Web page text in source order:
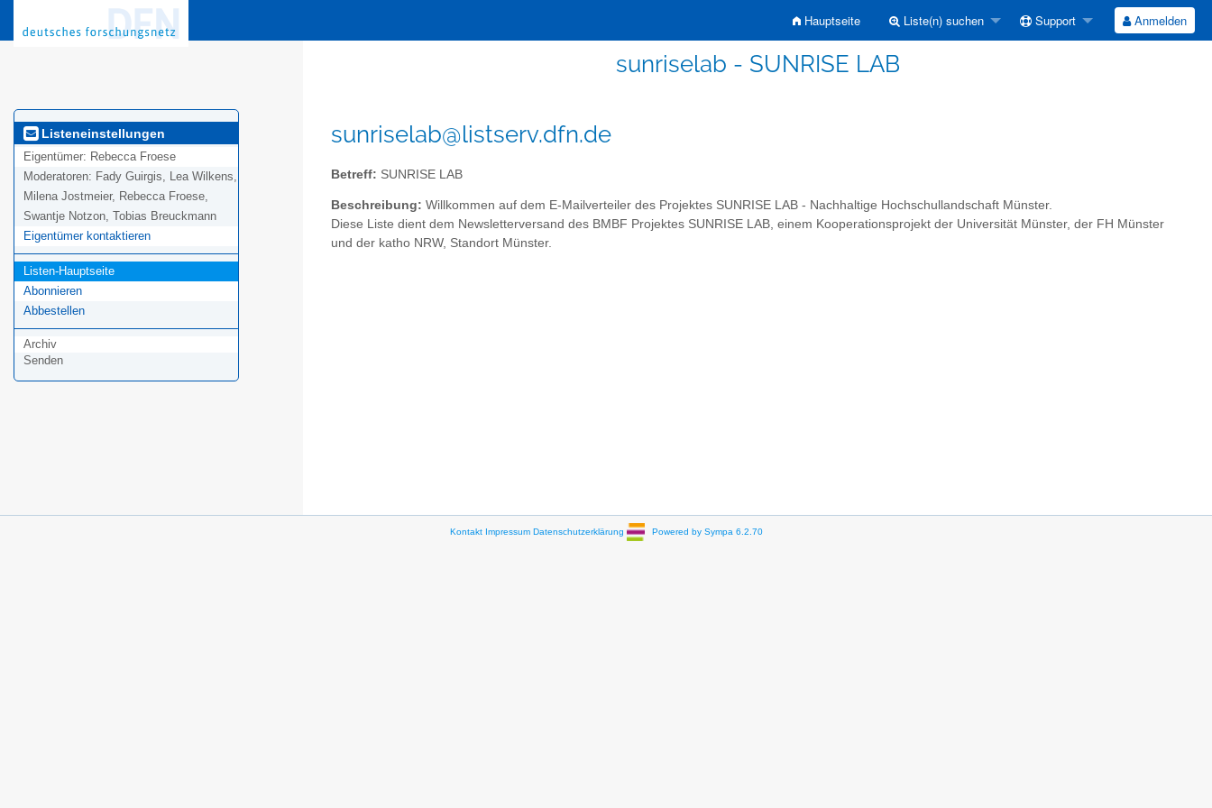
Hauptseite Liste(n) suchen Support Anmelden
sunriselab - SUNRISE LAB
Listeneinstellungen
Eigentümer: Rebecca Froese
Moderatoren: Fady Guirgis, Lea Wilkens,
Milena Jostmeier, Rebecca Froese,
Swantje Notzon, Tobias Breuckmann
Eigentümer kontaktieren
Listen-Hauptseite
Abonnieren
Abbestellen
Archiv
Senden
sunriselab@listserv.dfn.de
Betreff: SUNRISE LAB
Beschreibung: Willkommen auf dem E-Mailverteiler des Projektes SUNRISE LAB - Nachhaltige Hochschullandschaft Münster.
Diese Liste dient dem Newsletterversand des BMBF Projektes SUNRISE LAB, einem Kooperationsprojekt der Universität Münster, der FH Münster
und der katho NRW, Standort Münster.
Kontakt Impressum Datenschutzerklärung Powered by Sympa 6.2.70